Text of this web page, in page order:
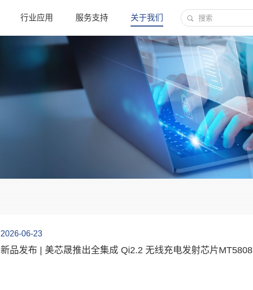
行业应用 服务支持 关于我们
2026-06-23
新品发布 | 美芯晟推出全集成 Qi2.2 无线充电发射芯片MT5808